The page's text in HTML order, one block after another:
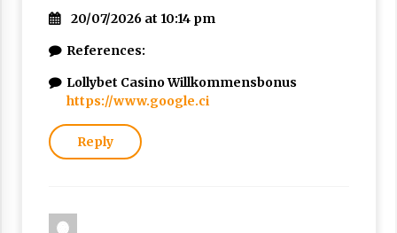
20/07/2026 at 10:14 pm
References:
Lollybet Casino Willkommensbonus
https://www.google.ci
Reply